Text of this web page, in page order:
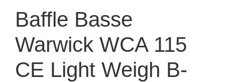
Baffle Basse
Warwick WCA 115
CE Light Weigh B-